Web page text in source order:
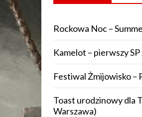
Rockowa Noc –
Kamelot – pierwszy
Festiwal Żmijowisko –
Toast urodzinowy dla
Warszawa)